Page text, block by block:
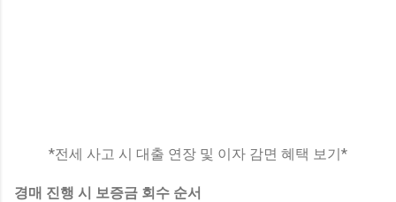
*전세 사고 시 대출 연장 및 이자 감면 혜택 보기*
경매 진행 시 보증금 회수 순서